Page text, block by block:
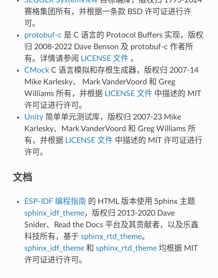
赛格集团所有，并根据一条款 BSD 许可证进行许
可。
protobuf-c 是 C 语言的 Protocol Buffers 实现，版权
归 2008-2022 Dave Benson 及 protobuf-c 作者所
有。详情请参阅
LICENSE 文件 。
CMockC 语言模拟和存根生成器，版权归 2007-14
Mike Karlesky、 Mark VanderVoord 和 Greg
Williams 所有，并根据 LICENSE 文件 中描述的 MIT
许可证进行许可。
Unity简单单元测试库，版权归 2007-23 Mike
Karlesky、Mark VanderVoord 和 Greg Williams 所
有，并根据 LICENSE 文件 中描述的 MIT 许可证进行
许可。
文档
ESP-IDF 编程指南 的 HTML 版本使用 Sphinx 主题
sphinx_idf_theme，版权归 2013-2020 Dave
Snider、Read the Docs 平台及其贡献者，以及乐鑫
科技所有，基于 sphinx_rtd_theme。
sphinx_idf_theme和 sphinx_rtd_theme均根据 MIT
许可证进行许可。